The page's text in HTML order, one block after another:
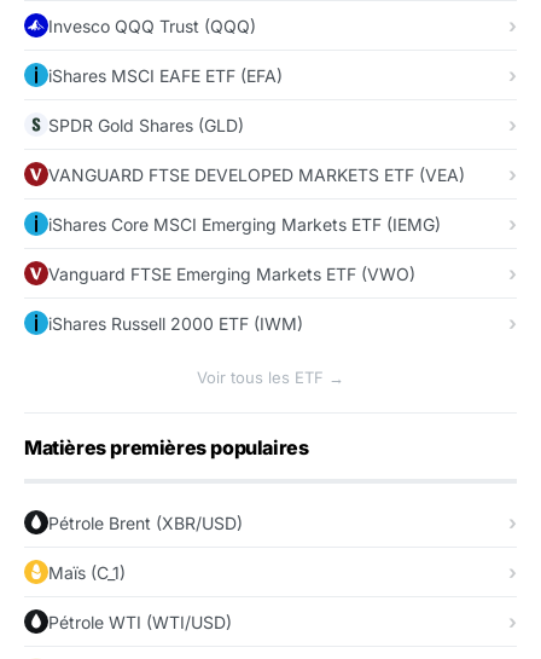
Invesco QQQ Trust (QQQ)
iShares MSCI EAFE ETF (EFA)
SPDR Gold Shares (GLD)
VANGUARD FTSE DEVELOPED MARKETS ETF (VEA)
iShares Core MSCI Emerging Markets ETF (IEMG)
Vanguard FTSE Emerging Markets ETF (VWO)
iShares Russell 2000 ETF (IWM)
Voir tous les ETF →
Matières premières populaires
Pétrole Brent (XBR/USD)
Maïs (C_1)
Pétrole WTI (WTI/USD)